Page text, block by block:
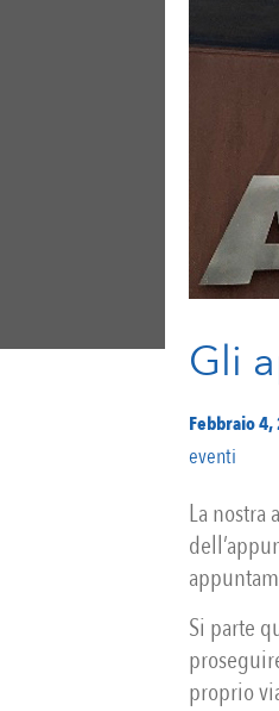
Gli
Febbraio 4,
eventi
La nostra
Si parte
proprio